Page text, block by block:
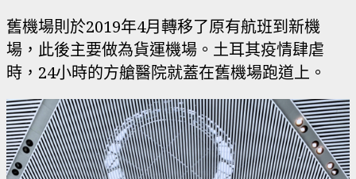
舊機場則於2019年4月轉移了原有航班到新機
場，此後主要做為貨運機場。土耳其疫情肆虐
時，24小時的方艙醫院就蓋在舊機場跑道上。